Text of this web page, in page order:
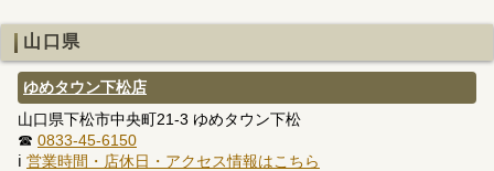
山口県
ゆめタウン下松店
山口県下松市中央町21-3 ゆめタウン下松
☎ 0833-45-6150
ℹ 営業時間・店休日・アクセス情報はこちら